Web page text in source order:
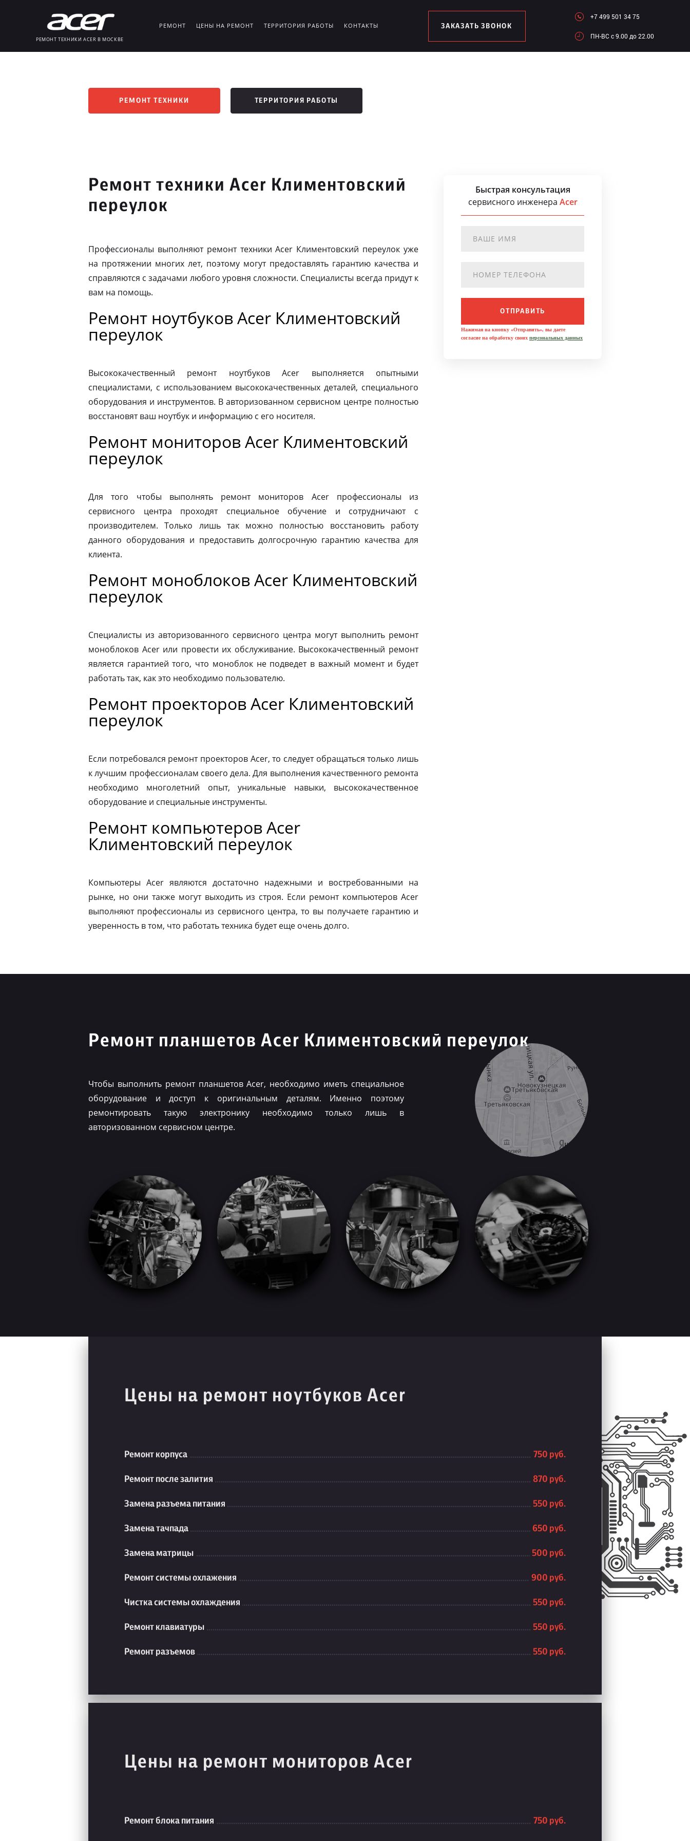
РЕМОНТ ТЕХНИКИ ACER В МОСКВЕ
РЕМОНТ ЦЕНЫ НА РЕМОНТ ТЕРРИТОРИЯ РАБОТЫ КОНТАКТЫ ЗАКАЗАТЬ ЗВОНОК
+7 499 501 34 75
ПН-ВC c 9.00 до 22.00
РЕМОНТ ТЕХНИКИ ТЕРРИТОРИЯ РАБОТЫ
Ремонт техники Acer Климентовский
переулок
Профессионалы выполняют ремонт техники Acer Климентовский переулок уже
на протяжении многих лет, поэтому могут предоставлять гарантию качества и
справляются с задачами любого уровня сложности. Специалисты всегда придут к
вам на помощь.
Ремонт ноутбуков Acer Климентовский
переулок
Высококачественный ремонт ноутбуков Acer выполняется опытными
специалистами, с использованием высококачественных деталей, специального
оборудования и инструментов. В авторизованном сервисном центре полностью
восстановят ваш ноутбук и информацию с его носителя.
Ремонт мониторов Acer Климентовский
переулок
Для того чтобы выполнять ремонт мониторов Acer профессионалы из
сервисного центра проходят специальное обучение и сотрудничают с
производителем. Только лишь так можно полностью восстановить работу
данного оборудования и предоставить долгосрочную гарантию качества для
клиента.
Ремонт моноблоков Acer Климентовский
переулок
Специалисты из авторизованного сервисного центра могут выполнить ремонт
моноблоков Acer или провести их обслуживание. Высококачественный ремонт
является гарантией того, что моноблок не подведет в важный момент и будет
работать так, как это необходимо пользователю.
Ремонт проекторов Acer Климентовский
переулок
Если потребовался ремонт проекторов Acer, то следует обращаться только лишь
к лучшим профессионалам своего дела. Для выполнения качественного ремонта
необходимо многолетний опыт, уникальные навыки, высококачественное
оборудование и специальные инструменты.
Ремонт компьютеров Acer
Климентовский переулок
Компьютеры Acer являются достаточно надежными и востребованными на
рынке, но они также могут выходить из строя. Если ремонт компьютеров Acer
выполняют профессионалы из сервисного центра, то вы получаете гарантию и
уверенность в том, что работать техника будет еще очень долго.
Быстрая консультация
сервисного инженера Acer
ОТПРАВИТЬ
Нажимая на кнопку «Отправить», вы даете
согласие на обработку своих персональных данных
Ремонт планшетов Acer Климентовский переулок
Чтобы выполнить ремонт планшетов Acer, необходимо иметь специальное
оборудование и доступ к оригинальным деталям. Именно поэтому
ремонтировать такую электронику необходимо только лишь в
авторизованном сервисном центре.
Цены на ремонт ноутбуков Acer
Ремонт корпуса 750 руб.
Ремонт после залития 870 руб.
Замена разъема питания 550 руб.
Замена тачпада 650 руб.
Замена матрицы 500 руб.
Ремонт системы охлажения 900 руб.
Чистка системы охлаждения 550 руб.
Ремонт клавиатуры 550 руб.
Ремонт разъемов 550 руб.
Цены на ремонт мониторов Acer
Ремонт блока питания 750 руб.